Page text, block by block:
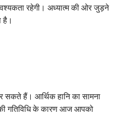
रहेगी। अध्यात्म की ओर जुड़ने
है।
हैं। आर्थिक हानि का सामना
गतिविधि के कारण आज आपको